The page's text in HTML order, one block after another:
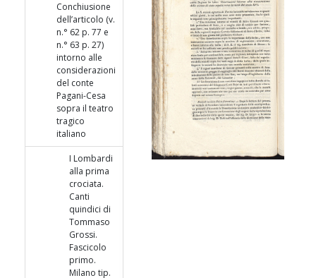
Conchiusione
dell’articolo (v.
n.° 62 p. 77 e
n.° 63 p. 27)
intorno alle
considerazioni
del conte
Pagani-Cesa
sopra il teatro
tragico
italiano
I Lombardi
alla prima
crociata.
Canti
quindici di
Tommaso
Grossi.
Fascicolo
primo.
Milano tip.